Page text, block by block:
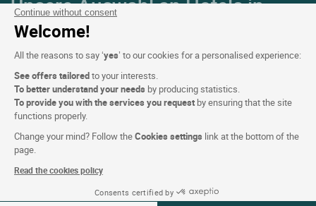
Continue without consent
Welcome!
All the reasons to say ‘yes’ to our cookies for a personalised experience:
See offers tailoredto your interests.
To better understand your needs by producing statistics.
To provide you with the services you request by ensuring that the site
functions properly.
Change your mind? Follow theCookies settings link at the bottom of the
page.
Read the cookies policy
Consents certified by
Frankreich und Europa
Top Länder
Top Regionen
Top Städte
Top Hotels